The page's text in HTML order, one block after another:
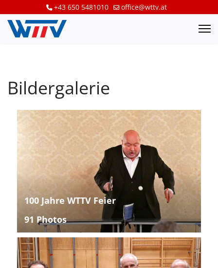
+43 650 5481010 office@wttv.at
Bildergalerie
100 Jahre WTTV Feier
91 Photos